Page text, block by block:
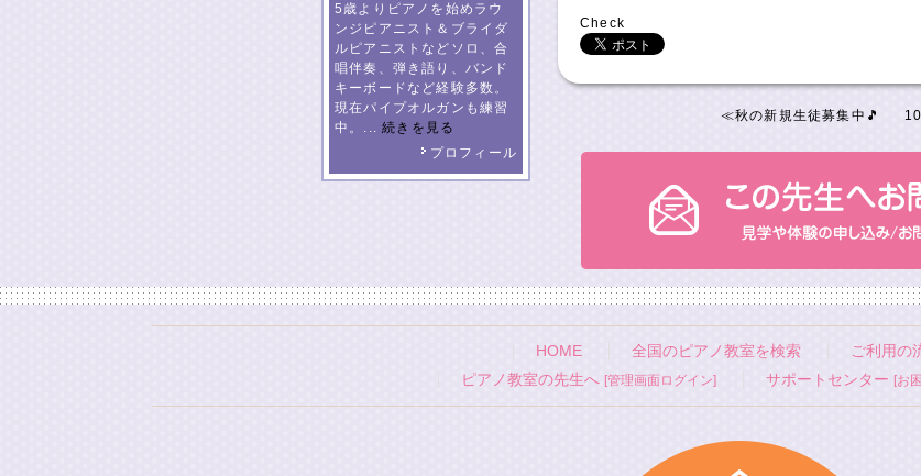
5歳よりピアノを始めラウ
ンジピアニスト＆ブライダ
ルピアニストなどソロ、合
唱伴奏、弾き語り、バンド
キーボードなど経験多数。
現在パイプオルガンも練習
中。...続きを見る
プロフィール
Check
≪秋の新規生徒募集中🎵
HOME 全国のピアノ教室を検索
ご利用の
ピアノ教室の先生へ [管理画面ログイン] サポートセンター [お